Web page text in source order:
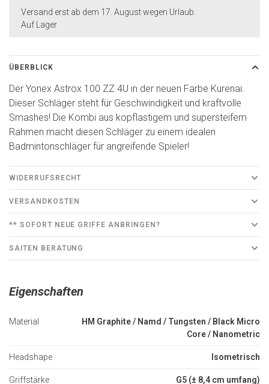
Versand erst ab dem 17. August wegen Urlaub.
Auf Lager
ÜBERBLICK
Der Yonex Astrox 100 ZZ 4U in der neuen Farbe Kurenai.
Dieser Schläger steht für Geschwindigkeit und kraftvolle
Smashes! Die Kombi aus kopflastigem und supersteifem
Rahmen macht diesen Schläger zu einem idealen
Badmintonschläger für angreifende Spieler!
WIDERRUFSRECHT
VERSANDKOSTEN
** SOFORT NEUE GRIFFE ANBRINGEN?
SAITEN BERATUNG
Eigenschaften
Material
HM Graphite / Namd / Tungsten / Black Micro
Core / Nanometric
Headshape Isometrisch
Griffstärke G5 (± 8,4 cm umfang)